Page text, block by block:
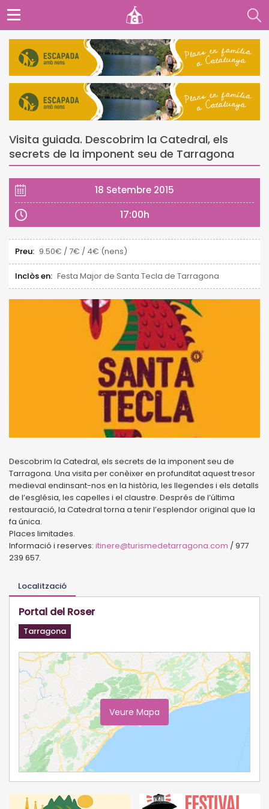
Visita guiada. Descobrim la Catedral, els
secrets de la imponent seu de Tarragona
18 Setembre 2015
17:00h
Preu: 9.50€ / 7€ / 4€ (nens)
Inclòs en: Festa Major de Santa Tecla de Tarragona
Descobrim la Catedral, els secrets de la imponent seu de
Tarragona. Una visita per conèixer en profunditat aquest tresor
medieval endinsant-nos en la història, les llegendes i els detalls
de l’església, les capelles i el claustre. Després de l’última
restauració, la Catedral torna a tenir l’esplendor original que la
fa única.
Places limitades.
Informació i reserves: itinere@turismedetarragona.com / 977
239 657.
Localització
Portal del Roser
Tarragona
Veure Mapa